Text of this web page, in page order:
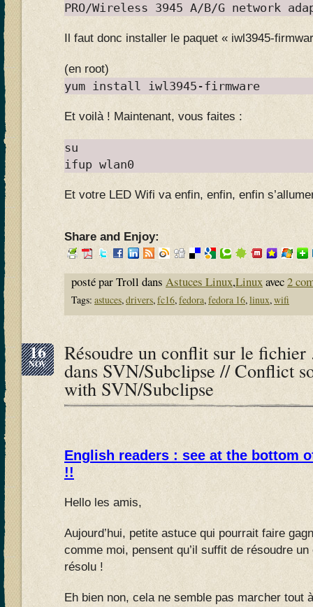
PRO/Wireless 3945 A/B/G network
Il faut donc installer le paquet « iwl3945-
(en root)
yum install iwl3945-firmware
Et voilà ! Maintenant, vous faites :
su
ifup wlan0
Et votre LED Wifi va enfin, enfin, enfin
Share and Enjoy:
posté par Troll dans Astuces Linux,Linuxavec2
Tags: astuces,drivers,fc16,fedora,fedora 16,linux,wifi
16
NOV Résoudre un conflit sur le
dans SVN/Subclipse // Conflict
with SVN/Subclipse
English readers : see at the bottom
!!
Hello les amis,
Aujourd’hui, petite astuce qui pourrait faire
comme moi, pensent qu’il suffit de résoudre
résolu !
Eh bien non, cela ne semble pas marcher tout